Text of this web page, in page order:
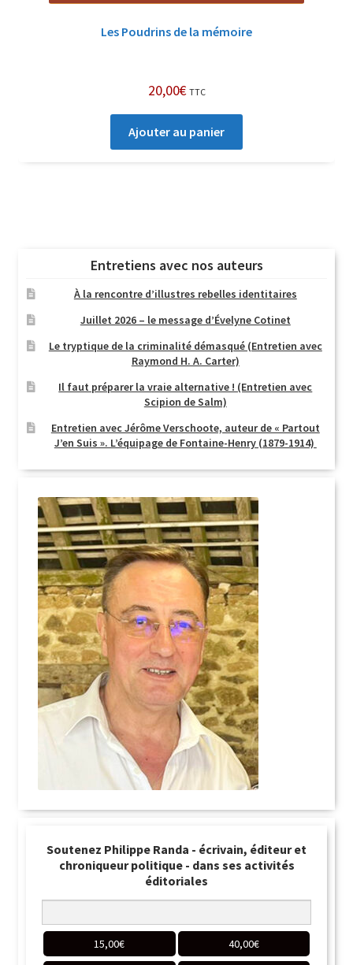
Les Poudrins de la mémoire
20,00€ TTC
Ajouter au panier
Entretiens avec nos auteurs
À la rencontre d’illustres rebelles identitaires
Juillet 2026 – le message d’Évelyne Cotinet
Le tryptique de la criminalité démasqué (Entretien avec
Raymond H. A. Carter)
Il faut préparer la vraie alternative ! (Entretien avec
Scipion de Salm)
Entretien avec Jérôme Verschoote, auteur de « Partout
J’en Suis ». L’équipage de Fontaine-Henry (1879-1914)
Soutenez Philippe Randa - écrivain, éditeur et
chroniqueur politique - dans ses activités
éditoriales
15,00€ 40,00€